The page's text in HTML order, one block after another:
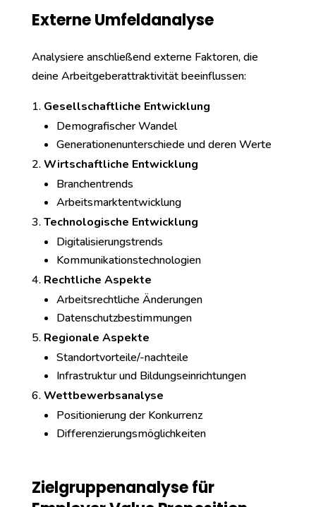
Externe Umfeldanalyse
Analysiere anschließend externe Faktoren, die
deine Arbeitgeberattraktivität beeinflussen:
Gesellschaftliche Entwicklung
Demografischer Wandel
Generationenunterschiede und deren Werte
Wirtschaftliche Entwicklung
Branchentrends
Arbeitsmarktentwicklung
Technologische Entwicklung
Digitalisierungstrends
Kommunikationstechnologien
Rechtliche Aspekte
Arbeitsrechtliche Änderungen
Datenschutzbestimmungen
Regionale Aspekte
Standortvorteile/-nachteile
Infrastruktur und Bildungseinrichtungen
Wettbewerbsanalyse
Positionierung der Konkurrenz
Differenzierungsmöglichkeiten
Zielgruppenanalyse für